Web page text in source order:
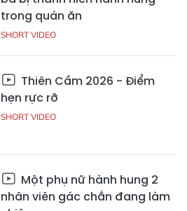
trong quán ăn
SHORT VIDEO
Thiên Cầm 2026 - Điểm
hẹn rực rỡ
SHORT VIDEO
Một phụ nữ hành hung 2
nhân viên gác chắn đang làm